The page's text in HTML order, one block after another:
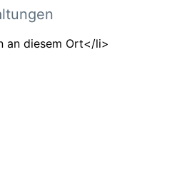
an diesem Ort</li>